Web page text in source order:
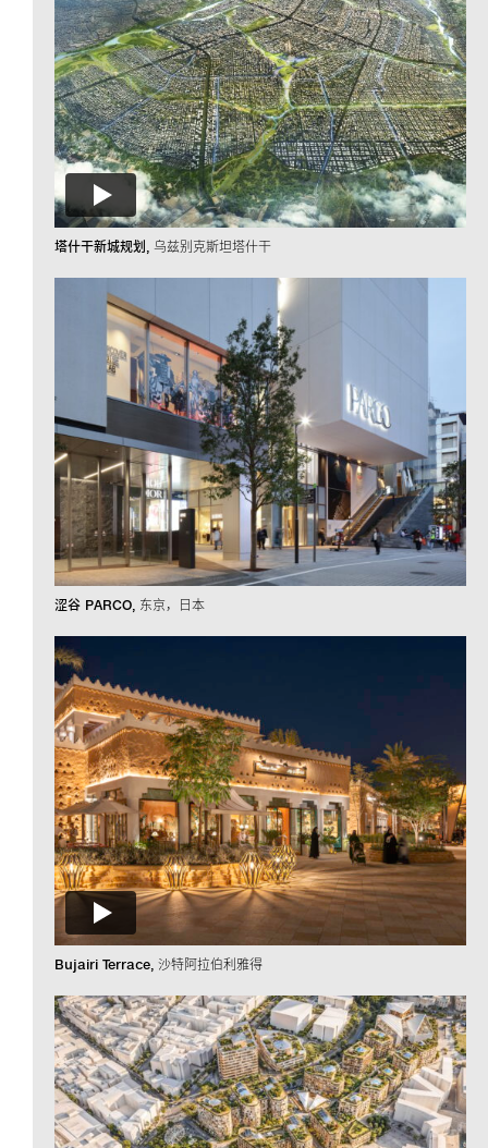
塔什干新城规划 乌兹别克斯坦塔什干
涩谷 PARCO 东京，日本
Bujairi Terrace 沙特阿拉伯利雅得